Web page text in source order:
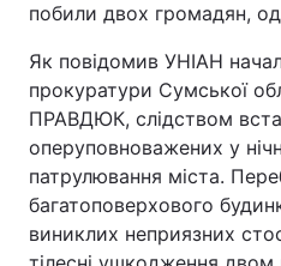
побили двох громадян,
Як повідомив УНІАН
прокуратури Сумської
ПРАВДЮК, слідством
оперуповноважених у
патрулювання міста.
багатоповерхового
виниклих неприязних